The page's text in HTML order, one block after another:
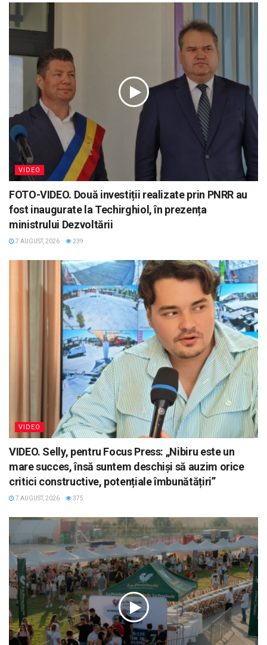
VIDEO
FOTO-VIDEO. Două investiții realizate prin PNRR au
fost inaugurate la Techirghiol, în prezența
ministrului Dezvoltării
7 AUGUST, 2026 239
VIDEO
VIDEO. Selly, pentru Focus Press: „Nibiru este un
mare succes, însă suntem deschiși să auzim orice
critici constructive, potențiale îmbunătățiri”
7 AUGUST, 2026 375